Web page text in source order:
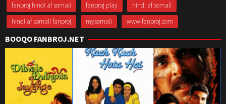
fanproj hindi af somali
fanproj play
hindi af somali
hindi af somali fanproj
mysomali www.fanproj.com
BOOQO FANBROJ.NET